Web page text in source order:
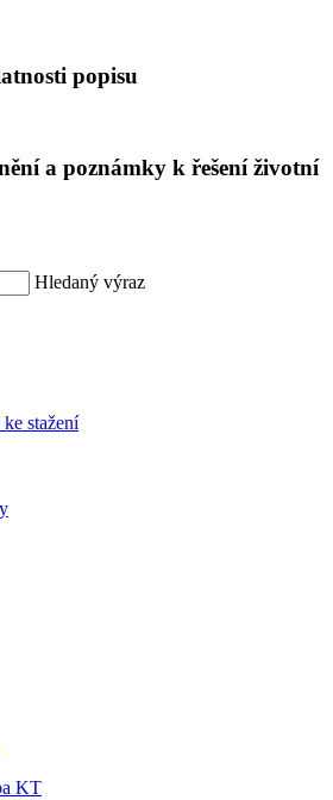
popisu
a poznámky k řešení životní
Hledaný výraz
stažení
KT